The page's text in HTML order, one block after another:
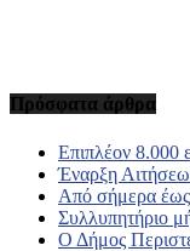
Πρόσφατα άρθρα
Επιπλέον 8.000
Έναρξη
Από σήμερα έως
Συλλυπητήριο
Ο Δήμος